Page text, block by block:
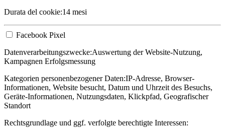
Durata del cookie:14 mesi
Facebook Pixel
Datenverarbeitungszwecke:Auswertung der Website-Nutzung,
Kampagnen Erfolgsmessung
Kategorien personenbezogener Daten:IP-Adresse, Browser-
Informationen, Website besucht, Datum und Uhrzeit des Besuchs,
Geräte-Informationen, Nutzungsdaten, Klickpfad, Geografischer
Standort
Rechtsgrundlage und ggf. verfolgte berechtigte Interessen: